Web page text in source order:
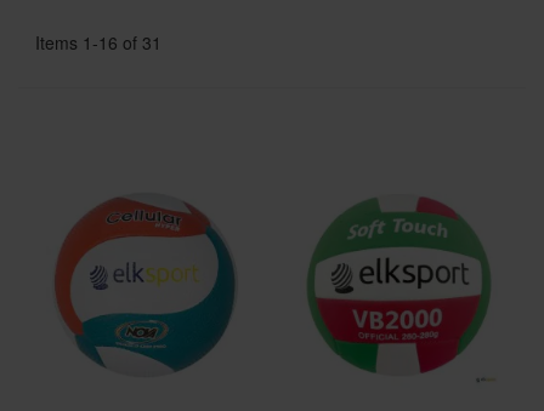
Items 1 -16 of 31